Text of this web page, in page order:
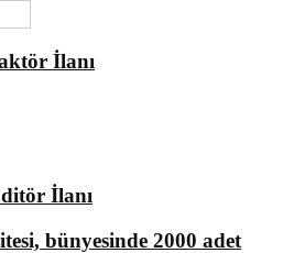
İlanı
İlanı
bünyesinde 2000 adet